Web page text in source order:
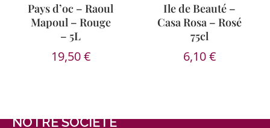
Pays d’oc – Raoul
Mapoul – Rouge
– 5L
19,50€
Ile de Beauté –
Casa Rosa – Rosé
75cl
6,10€
NOTRE SOCIÉTÉ